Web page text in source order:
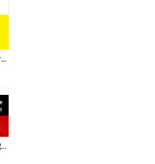
【おトク】大谷選手ファミマおむすび割
【おトク】お店で使えるクーポン配信中